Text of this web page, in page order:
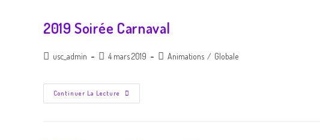
2019 Soirée Carnaval
usc_admin 4 mars 2019 Animations / Globale
Continuer La Lecture